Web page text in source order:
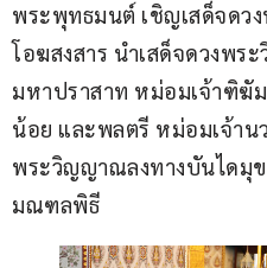
พระพุทธมนต์ เชิญเสด็จด
โอฆสงสาร นำเสด็จดวงพ
มหาปราสาท หม่อมเจ้าฑิฆั
น้อย และพลตรี หม่อมเจ้าน
พระวิญญาณลงทางบันไดมุ
มณฑลพิธี